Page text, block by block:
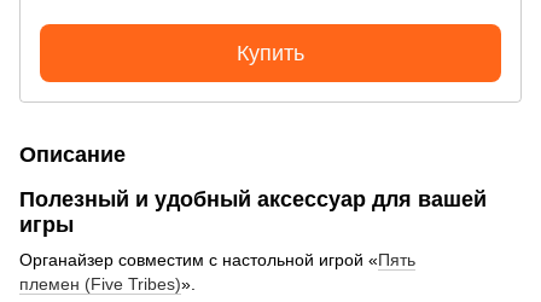
Купить
Описание
Полезный и удобный аксессуар для вашей
игры
Органайзер совместим с настольной игрой «Пять
племен (Five Tribes)».